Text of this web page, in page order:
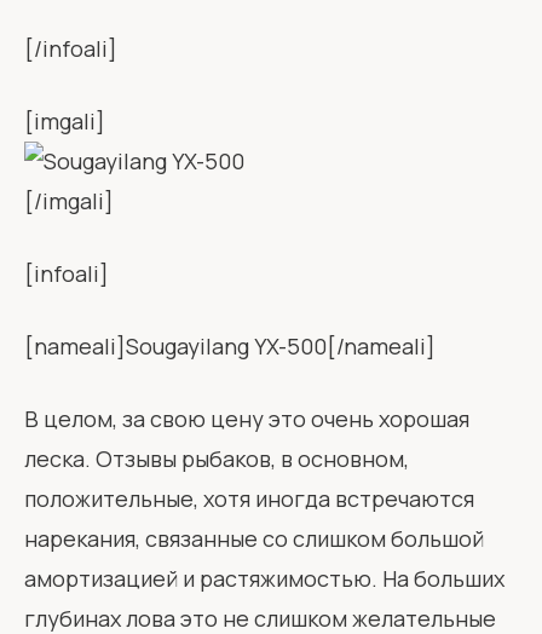
[/infoali]
[imgali]
[/imgali]
[infoali]
[nameali]Sougayilang YX-500[/nameali]
В целом, за свою цену это очень хорошая
леска. Отзывы рыбаков, в основном,
положительные, хотя иногда встречаются
нарекания, связанные со слишком большой
амортизацией и растяжимостью. На больших
глубинах лова это не слишком желательные